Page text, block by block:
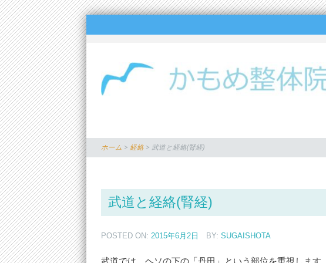
ホーム > 経絡 > 武道と経絡(腎経)
武道と経絡(腎経)
POSTED ON: 2015年6月2日 BY:SUGAISHOTA
武道では、ヘソの下の「丹田」という部位を重視します。